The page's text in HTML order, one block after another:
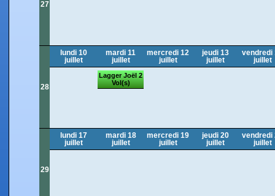
27
28
lundi 10
juillet
mardi 11
juillet
mercredi 12
juillet
jeudi 13
juillet
vendredi
juillet
Lagger Joël 2
Vol(s)
29
lundi 17
juillet
mardi 18
juillet
mercredi 19
juillet
jeudi 20
juillet
vendredi
juillet